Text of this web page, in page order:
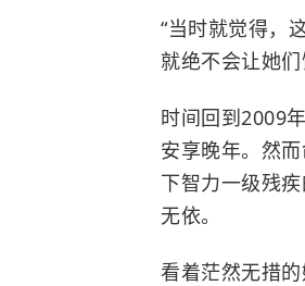
“当时就觉得，
就绝不会让她们
时间回到2009
安享晚年。然
下智力一级残
无依。
看着茫然无措的